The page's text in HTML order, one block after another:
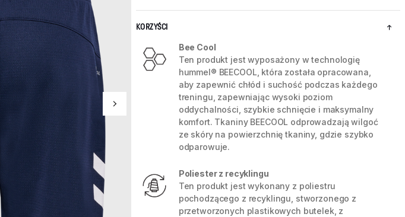
KORZYŚCI
Bee Cool
Ten produkt jest wyposażony w technologię
hummel® BEECOOL, która została opracowana,
aby zapewnić chłód i suchość podczas każdego
treningu, zapewniając wysoki poziom
oddychalności, szybkie schnięcie i maksymalny
komfort. Tkaniny BEECOOL odprowadzają wilgoć
ze skóry na powierzchnię tkaniny, gdzie szybko
odparowuje.
Poliester z recyklingu
Ten produkt jest wykonany z poliestru
pochodzącego z recyklingu, stworzonego z
przetworzonych plastikowych butelek, z